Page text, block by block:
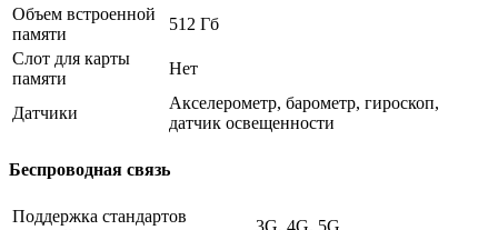
Объем встроенной
памяти
512 Гб
Слот для карты
памяти
Нет
Датчики
Акселерометр, барометр, гироскоп,
датчик освещенности
Беспроводная связь
Поддержка стандартов